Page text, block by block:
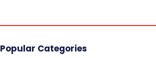
Popular Categories